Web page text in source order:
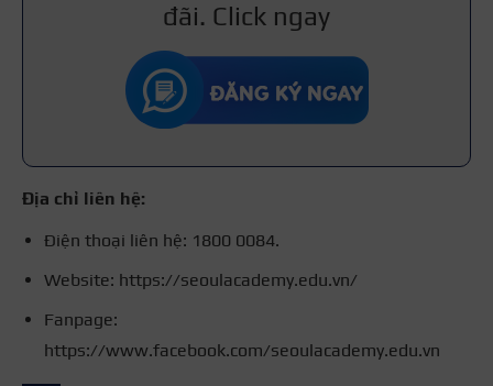
đãi. Click ngay
Địa chỉ liên hệ:
Điện thoại liên hệ: 1800 0084.
Website: https://seoulacademy.edu.vn/
Fanpage:
https://www.facebook.com/seoulacademy.edu.vn